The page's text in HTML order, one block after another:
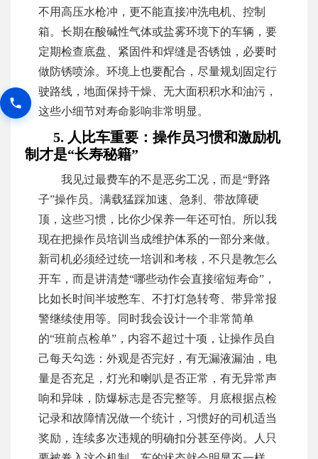
不用高压水枪冲，更不能直接冲洗电机、控制
箱。长期在酸碱性气体或盐雾环境下的车辆，要
定期检查底盘、紧固件和焊缝是否锈蚀，必要时
做防锈喷涂。环境上也要配合，尽量规划固定行
驶路线，地面保持干燥、无大面积积水和油污，
这些小细节对寿命影响非常明显。
5. 人比车重要：操作员习惯和激励机
制才是“长寿秘籍”
我见过最费车的不是恶劣工况，而是“野路
子”操作员。满载猛踩加速、急刹、带故障硬
顶，这些习惯，比你少保养一年还可怕。所以我
现在把操作员培训当成维护体系的一部分来做。
新司机必须经过统一培训和考核，不只是教怎么
开车，而是讲清楚“哪些动作会直接缩短寿命”，
比如长时间半坡憋车、不打灯急转弯、带异常报
警继续使用等。同时我会设计一个非常简单
的“班前点检单”，内容不超过十项，让操作员自
己每天勾选：外观是否完好，有无漏液漏油，电
量是否充足，灯光和喇叭是否正常，有无异常声
响和异味，防爆标志是否完整等。月底根据点检
记录和故障情况做一个统计，习惯好的司机适当
奖励，连续多次违规的明确扣分甚至停岗。人只